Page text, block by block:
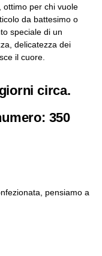
ottimo per chi vuole
da battesimo o
speciale di un
delicatezza dei
il cuore.
circa.
350
pensiamo a